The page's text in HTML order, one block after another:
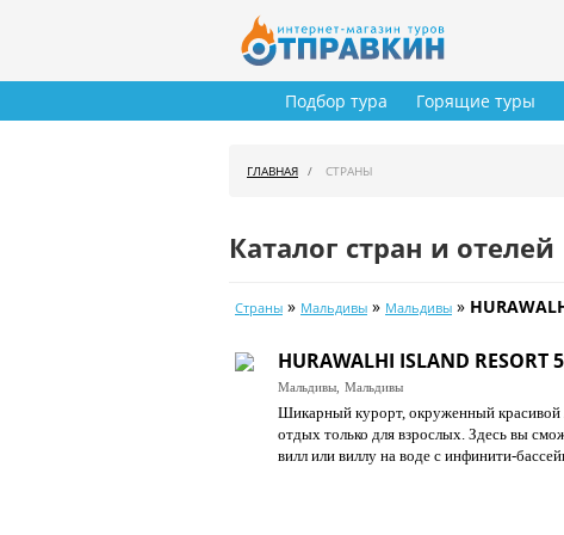
Подбор тура Горящие туры
ГЛАВНАЯ СТРАНЫ
Каталог стран и отелей
Страны » Мальдивы » Мальдивы »
HURAWALHI ISLAND RESORT
Мальдивы, Мальдивы
Шикарный курорт, окруженный
отдых только для взрослых. Здесь вы
вилл или виллу на воде с инфинити-